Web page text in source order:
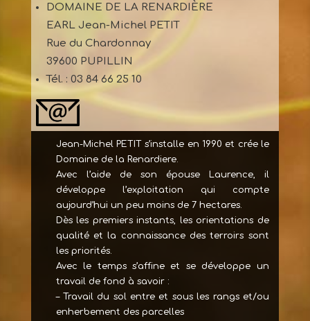
DOMAINE DE LA RENARDIÈRE
EARL Jean-Michel PETIT
Rue du Chardonnay
39600 PUPILLIN
Tél. : 03 84 66 25 10
Jean-Michel PETIT s’installe en 1990 et crée le
Domaine de la Renardiere.
Avec l’aide de son épouse Laurence, il
développe l’exploitation qui compte
aujourd’hui un peu moins de 7 hectares.
Dès les premiers instants, les orientations de
qualité et la connaissance des terroirs sont
les priorités.
Avec le temps s’affine et se développe un
travail de fond à savoir :
– Travail du sol entre et sous les rangs et/ou
enherbement des parcelles